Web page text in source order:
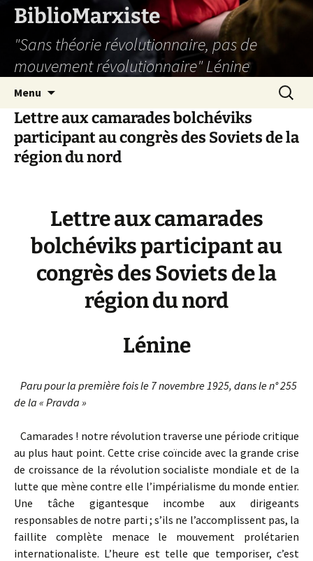
Aller
contenu
BiblioMarxiste
"Sans théorie révolutionnaire, pas de
mouvement révolutionnaire" Lénine
Menu
Lettre aux camarades bolchéviks
participant au congrès des Soviets de la
région du nord
Lettre aux camarades
bolchéviks participant au
congrès des Soviets de la
région du nord
Lénine
Paru pour la première fois le 7 novembre 1925, dans le n° 255
de la « Pravda »
Camarades ! notre révolution traverse une période critique
au plus haut point. Cette crise coïncide avec la grande crise
de croissance de la révolution socialiste mondiale et de la
lutte que mène contre elle l’impérialisme du monde entier.
Une tâche gigantesque incombe aux dirigeants
responsables de notre parti ; s’ils ne l’accomplissent pas, la
faillite complète menace le mouvement prolétarien
internationaliste. L’heure est telle que temporiser, c’est